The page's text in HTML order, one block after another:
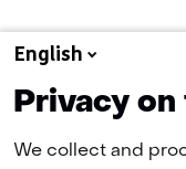
Naar alle
English
Privacy
We collect and